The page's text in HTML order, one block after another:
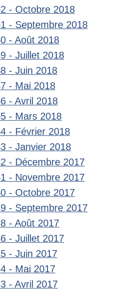
- Octobre 2018
- Septembre 2018
- Août 2018
- Juillet 2018
- Juin 2018
- Mai 2018
- Avril 2018
- Mars 2018
- Février 2018
- Janvier 2018
- Décembre 2017
- Novembre 2017
- Octobre 2017
- Septembre 2017
- Août 2017
- Juillet 2017
- Juin 2017
- Mai 2017
- Avril 2017